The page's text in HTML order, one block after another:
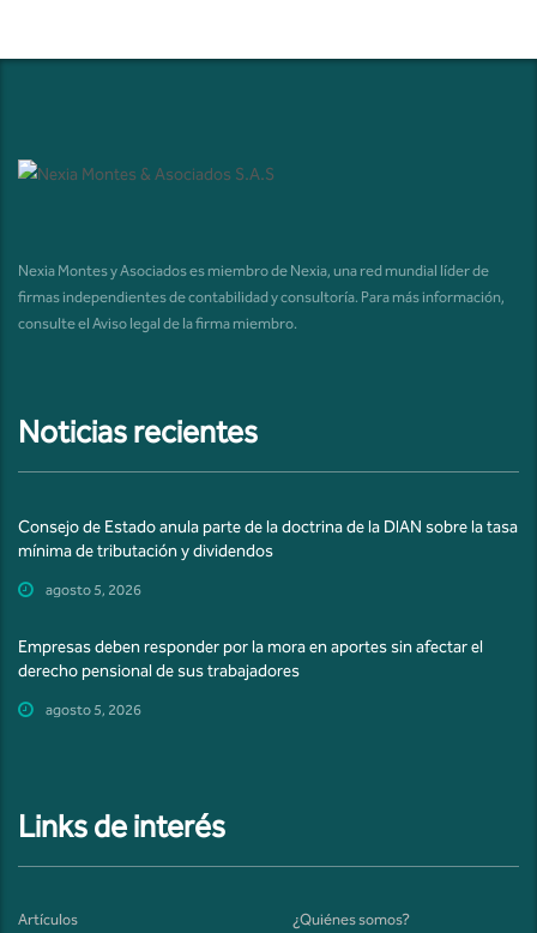
Nexia Montes y Asociados es miembro de Nexia, una red mundial líder de
firmas independientes de contabilidad y consultoría. Para más información,
consulte el Aviso legal de la firma miembro.
Noticias recientes
Consejo de Estado anula parte de la doctrina de la DIAN sobre la tasa
mínima de tributación y dividendos
agosto 5, 2026
Empresas deben responder por la mora en aportes sin afectar el
derecho pensional de sus trabajadores
agosto 5, 2026
Links de interés
Artículos ¿Quiénes somos?